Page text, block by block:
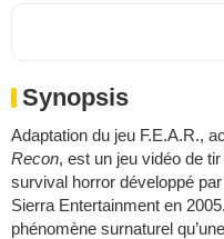
Synopsis
Adaptation du jeu F.E.A.R.,
Recon, est un jeu vidéo de
survival horror développé
Sierra Entertainment en
phénomène surnaturel